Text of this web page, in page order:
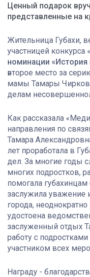
Ценный подарок
представленные на
Жительница Губахи,
участницей
номинации «История
второе место за
мамы Тамары
делам
Как рассказала
направления по
Тамара
лет проработала в
дел. За многие годы
многих подростков,
помогала
заслужила уважение
города,
удостоена
заслуженный отдых
работу с
участником всех
Награду -